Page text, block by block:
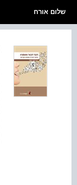
שלום אורח